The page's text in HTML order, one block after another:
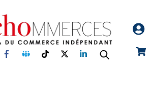
InstagramFacebookGroupe
Facebook
TikTokTwitterLinkedin